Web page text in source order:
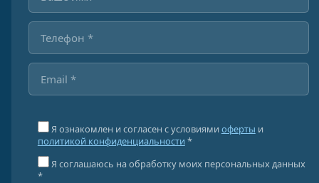
Я ознакомлен и согласен с условиями оферты и
политикой конфиденциальности *
Я соглашаюсь на обработку моих персональных данных
*